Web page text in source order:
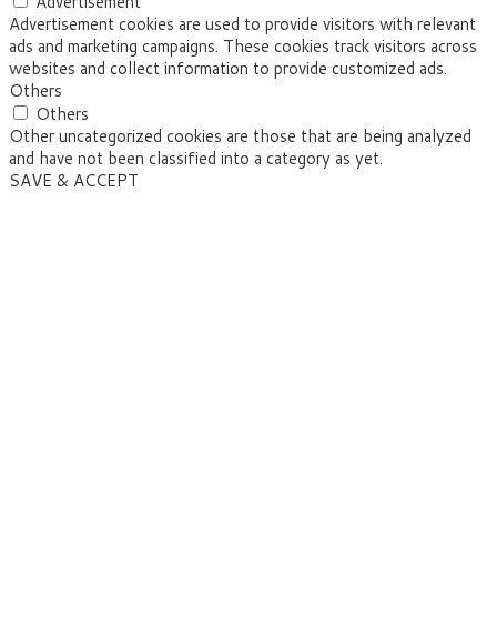
Advertisement cookies are used to provide visitors with relevant
ads and marketing campaigns. These cookies track visitors across
websites and collect information to provide customized ads.
Others
Others
Other uncategorized cookies are those that are being analyzed
and have not been classified into a category as yet.
SAVE & ACCEPT